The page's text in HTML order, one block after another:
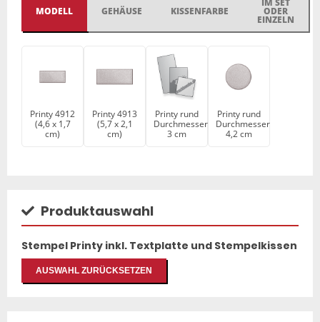
MODELL GEHÄUSE KISSENFARBE ODER
EINZELN
Printy 4912
(4,6 x 1,7
cm)
Printy 4913
(5,7 x 2,1
cm)
Printy rund
Durchmesser
3 cm
Printy rund
Durchmesser
4,2 cm
Produktauswahl
Stempel Printy inkl. Textplatte und Stempelkissen
AUSWAHL ZURÜCKSETZEN